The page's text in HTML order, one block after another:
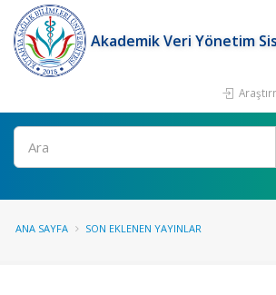
Akademik Veri Yönetim
Ara
ANA SAYFA SON EKLENEN YAYINLAR